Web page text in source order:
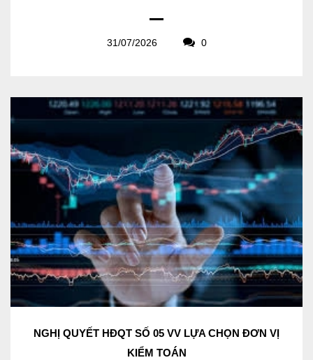
31/07/2026 0
NGHỊ QUYẾT HĐQT SỐ 05 VV LỰA CHỌN ĐƠN VỊ
KIỂM TOÁN